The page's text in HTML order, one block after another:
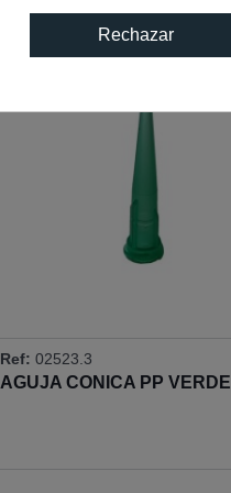
AGUJA CONICA PP VERDE
Ref: 02523.3
Rechazar